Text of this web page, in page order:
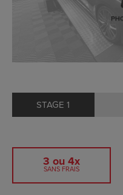
STAGE 1
3 ou 4x
SANS FRAIS